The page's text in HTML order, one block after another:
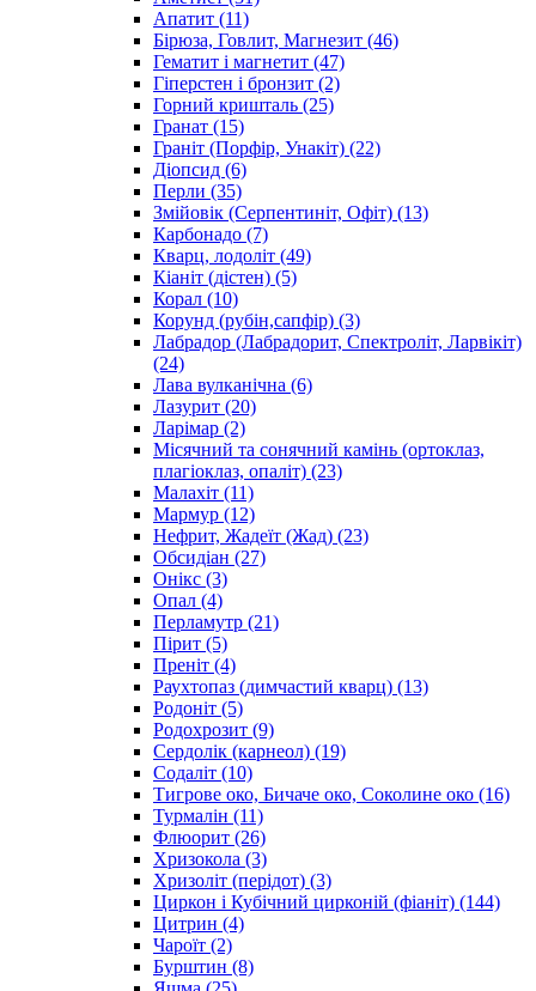
Апатит (11)
Бірюза, Говлит, Магнезит (46)
Гематит і магнетит (47)
Гіперстен і бронзит (2)
Горний кришталь (25)
Гранат (15)
Граніт (Порфір, Унакіт) (22)
Діопсид (6)
Перли (35)
Змійовік (Серпентиніт, Офіт) (13)
Карбонадо (7)
Кварц, лодоліт (49)
Кіаніт (дістен) (5)
Корал (10)
Корунд (рубін,сапфір) (3)
Лабрадор (Лабрадорит, Спектроліт, Ларвікіт)
(24)
Лава вулканічна (6)
Лазурит (20)
Ларімар (2)
Місячний та сонячний камінь (ортоклаз,
плагіоклаз, опаліт) (23)
Малахіт (11)
Мармур (12)
Нефрит, Жадеїт (Жад) (23)
Обсидіан (27)
Онікс (3)
Опал (4)
Перламутр (21)
Пірит (5)
Преніт (4)
Раухтопаз (димчастий кварц) (13)
Родоніт (5)
Родохрозит (9)
Сердолік (карнеол) (19)
Содаліт (10)
Тигрове око, Бичаче око, Соколине око (16)
Турмалін (11)
Флюорит (26)
Хризокола (3)
Хризоліт (перідот) (3)
Циркон і Кубічний цирконій (фіаніт) (144)
Цитрин (4)
Чароїт (2)
Бурштин (8)